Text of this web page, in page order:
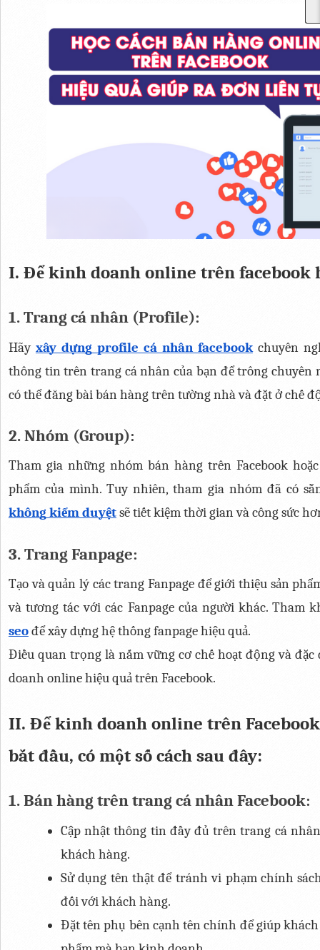
I. Để kinh doanh online trên facebook
1. Trang cá nhân (Profile):
Hãy xây dựng profile cá nhân facebook chuyên
thông tin trên trang cá nhân của bạn để trông chuyên
có thể đăng bài bán hàng trên tường nhà và đặt ở chế
2. Nhóm (Group):
Tham gia những nhóm bán hàng trên Facebook
phẩm của mình. Tuy nhiên, tham gia nhóm đã có
không kiểm duyệt sẽ tiết kiệm thời gian và công sức
3. Trang Fanpage:
Tạo và quản lý các trang Fanpage để giới thiệu sản
và tương tác với các Fanpage của người khác. Tham
seo để xây dựng hệ thống fanpage hiệu quả.
Điều quan trọng là nắm vững cơ chế hoạt động và
doanh online hiệu quả trên Facebook.
II. Để kinh doanh online trên
bắt đầu, có một số cách sau đây:
1. Bán hàng trên trang cá nhân Facebook:
Cập nhật thông tin đầy đủ trên trang cá
khách hàng.
Sử dụng tên thật để tránh vi phạm chính
đối với khách hàng.
Đặt tên phụ bên cạnh tên chính để giúp